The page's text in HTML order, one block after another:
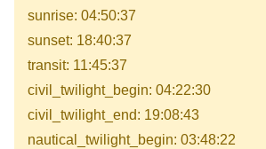
sunrise: 04:50:37
sunset: 18:40:37
transit: 11:45:37
civil_twilight_begin: 04:22:30
civil_twilight_end: 19:08:43
nautical_twilight_begin: 03:48:22